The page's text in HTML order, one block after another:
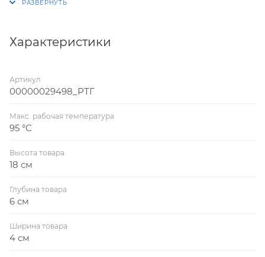
Характеристики
Артикул
00000029498_РТГ
Макс. рабочая температура
95 °С
Высота товара
18 см
Глубина товара
6 см
Ширина товара
4 см